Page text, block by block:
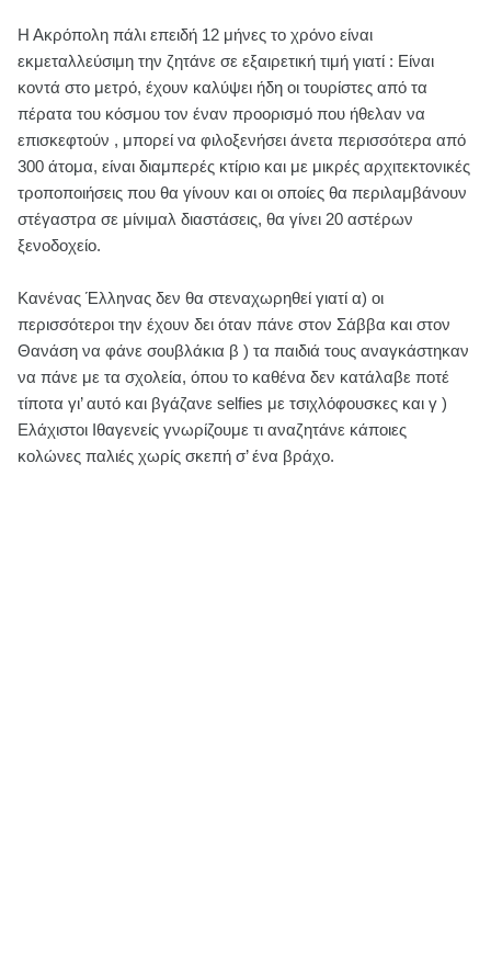
Η Ακρόπολη πάλι επειδή 12 μήνες το χρόνο είναι
εκμεταλλεύσιμη την ζητάνε σε εξαιρετική τιμή γιατί : Είναι
κοντά στο μετρό, έχουν καλύψει ήδη οι τουρίστες από τα
πέρατα του κόσμου τον έναν προορισμό που ήθελαν να
επισκεφτούν , μπορεί να φιλοξενήσει άνετα περισσότερα από
300 άτομα, είναι διαμπερές κτίριο και με μικρές αρχιτεκτονικές
τροποποιήσεις που θα γίνουν και οι οποίες θα περιλαμβάνουν
στέγαστρα σε μίνιμαλ διαστάσεις, θα γίνει 20 αστέρων
ξενοδοχείο.
Κανένας Έλληνας δεν θα στεναχωρηθεί γιατί α) οι
περισσότεροι την έχουν δει όταν πάνε στον Σάββα και στον
Θανάση να φάνε σουβλάκια β ) τα παιδιά τους αναγκάστηκαν
να πάνε με τα σχολεία, όπου το καθένα δεν κατάλαβε ποτέ
τίποτα γι’ αυτό και βγάζανε selfies με τσιχλόφουσκες και γ )
Ελάχιστοι Ιθαγενείς γνωρίζουμε τι αναζητάνε κάποιες
κολώνες παλιές χωρίς σκεπή σ’ ένα βράχο.